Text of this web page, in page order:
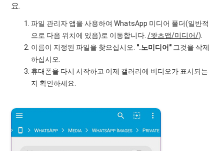
요.
파일 관리자 앱을 사용하여 WhatsApp 미디어 폴더(일반적
으로 다음 위치에 있음)로 이동합니다./왓츠앱/미디어/).
이름이 지정된 파일을 찾으십시오. ".노미디어" 그것을 삭제
하십시오.
휴대폰을 다시 시작하고 이제 갤러리에 비디오가 표시되는
지 확인하세요.